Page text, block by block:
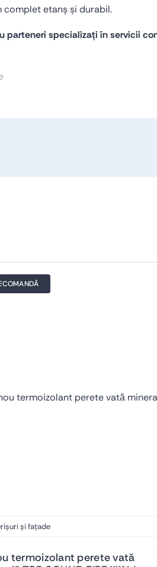
complet etanș și durabil.
specializați în servicii
și fațade
termoizolant perete vată